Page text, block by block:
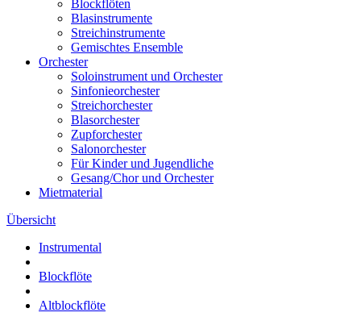
Blockflöten
Blasinstrumente
Streichinstrumente
Gemischtes Ensemble
Orchester
Soloinstrument und Orchester
Sinfonieorchester
Streichorchester
Blasorchester
Zupforchester
Salonorchester
Für Kinder und Jugendliche
Gesang/Chor und Orchester
Mietmaterial
Übersicht
Instrumental
Blockflöte
Altblockflöte